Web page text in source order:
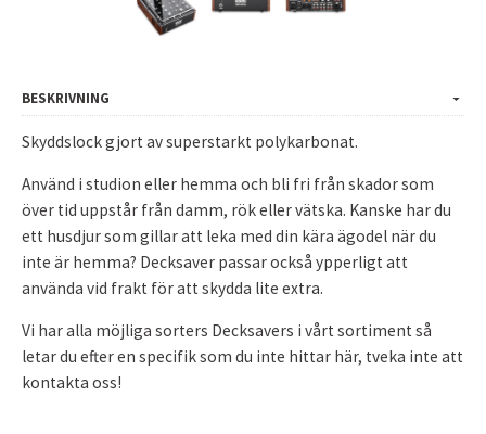
BESKRIVNING
Skyddslock gjort av superstarkt polykarbonat.
Använd i studion eller hemma och bli fri från skador som
över tid uppstår från damm, rök eller vätska. Kanske har du
ett husdjur som gillar att leka med din kära ägodel när du
inte är hemma? Decksaver passar också ypperligt att
använda vid frakt för att skydda lite extra.
Vi har alla möjliga sorters Decksavers i vårt sortiment så
letar du efter en specifik som du inte hittar här, tveka inte att
kontakta oss!